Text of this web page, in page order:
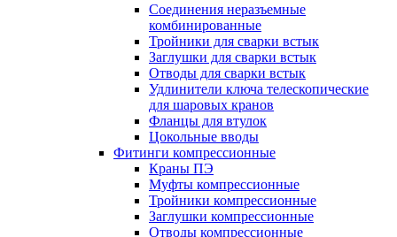
Соединения неразъемные
комбинированные
Тройники для сварки встык
Заглушки для сварки встык
Отводы для сварки встык
Удлинители ключа телескопические
для шаровых кранов
Фланцы для втулок
Цокольные вводы
Фитинги компрессионные
Краны ПЭ
Муфты компрессионные
Тройники компрессионные
Заглушки компрессионные
Отводы компрессионные